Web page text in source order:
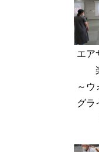
エア
～ウ
グラ